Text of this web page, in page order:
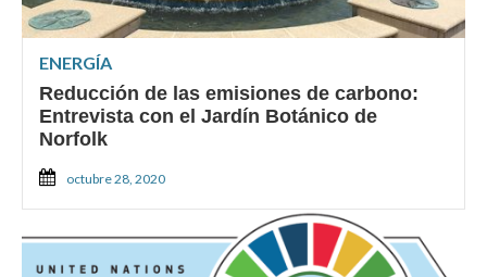
ENERGÍA
Reducción de las emisiones de carbono:
Entrevista con el Jardín Botánico de
Norfolk
octubre 28, 2020